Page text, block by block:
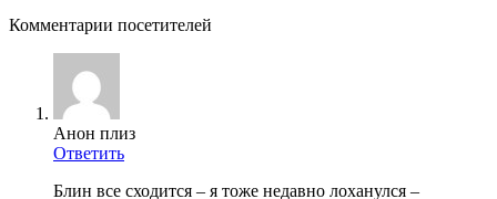
Комментарии посетителей
Анон плиз
Ответить
Блин все сходится – я тоже недавно лоханулся –